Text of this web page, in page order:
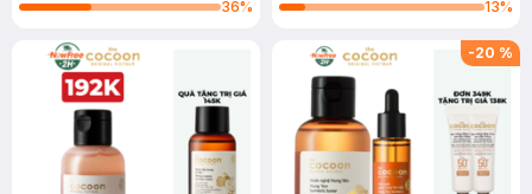
36%
13%
-20 %